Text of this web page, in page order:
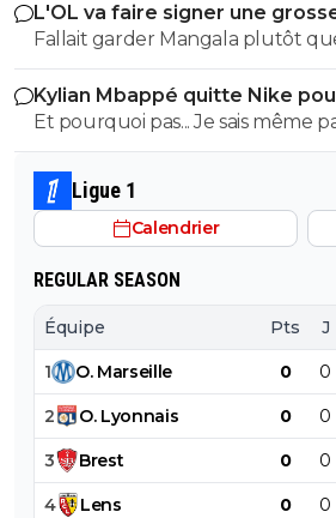
L'OL va faire signer une
Fallait garder Mangala plutôt
d'idiots
Kylian Mbappé quitte Nike
rumeur
Et pourquoi pas... Je sais même
clubs professionnels ou
Ligue 1
Calendrier
REGULAR SEASON
Équipe Pts J
1 O. Marseille 0 0
2 O. Lyonnais 0 0
3 Brest 0 0
4 Lens 0 0